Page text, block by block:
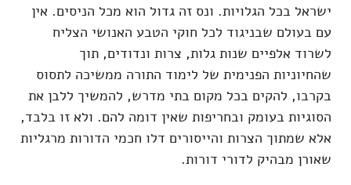
ישראל בכל הגלויות. ונס זה גדול הוא מכל הניסים. אין
עם בעולם שבניגוד לכל חוקי הטבע האנושי הצליח
לשרוד אלפיים שנות גלות, צרות ונדודים, תוך
שהחיוניות הפנימית של לימוד התורה ממשיכה לתסוס
בקרבו, להקים בכל מקום בתי מדרש, להמשיך ללבן את
הסוגיות בעומק ובחריפות שאין דומה להם. ולא זו בלבד,
אלא שמתוך הצרות והייסורים דלו חכמי הדורות מרגליות
שאורן מבהיק לדורי דורות.